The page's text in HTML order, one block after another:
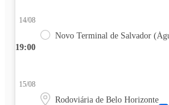
19:00
14/08
Novo Terminal de Salvador
15/08
Rodoviária de Belo Horizonte